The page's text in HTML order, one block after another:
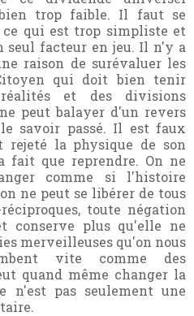
trop faible. Il faut se
qui est trop simpliste et
seul facteur en jeu. Il n'y a
raison de surévaluer les
qui doit bien tenir
et des divisions
peut balayer d'un revers
savoir passé. Il est faux
rejeté la physique de son
fait que reprendre. On ne
comme si l'histoire
ne peut se libérer de tous
toute négation
conserve plus qu'elle ne
merveilleuses qu'on nous
vite comme des
quand même changer la
n'est pas seulement une